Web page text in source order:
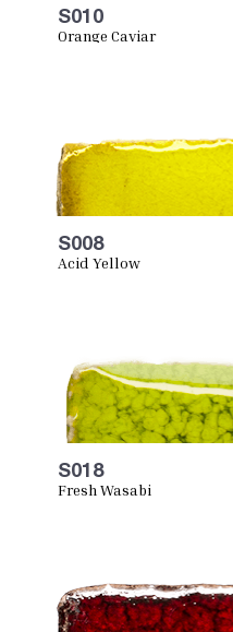
S010
Orange Caviar
S008
Acid Yellow
S018
Fresh Wasabi